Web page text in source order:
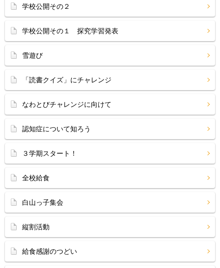
学校公開その２
学校公開その１ 探究学習発表
雪遊び
「読書クイズ」にチャレンジ
なわとびチャレンジに向けて
認知症について知ろう
３学期スタート！
全校給食
白山っ子集会
縦割活動
給食感謝のつどい